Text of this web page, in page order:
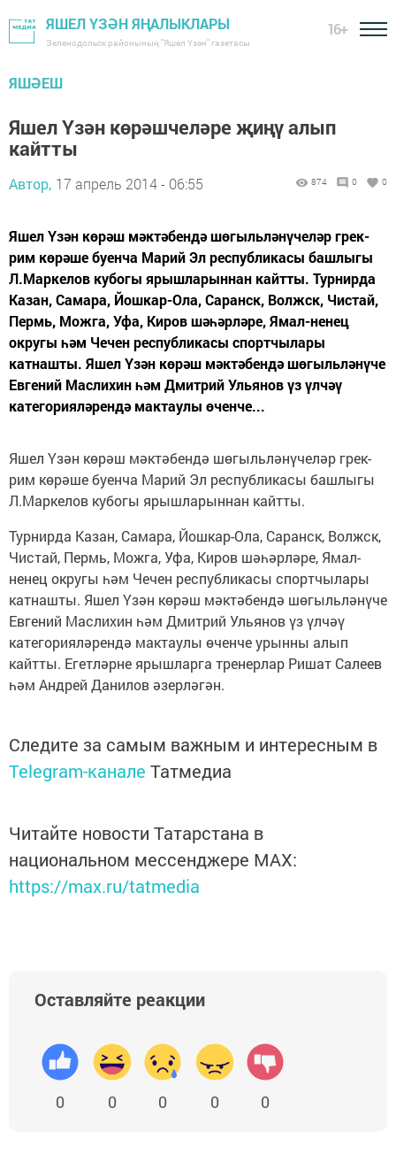
ЯШЕЛ ҮЗӘН ЯҢАЛЫКЛАРЫ
Зеленодольск районының "Яшел Үзән" газетасы
16+
ЯШӘЕШ
Яшел Үзән көрәшчеләре җиңү алып
кайтты
Автор, 17 апрель 2014 - 06:55 874 0 0
Яшел Үзән көрәш мәктәбендә шөгыльләнүчеләр грек-
рим көрәше буенча Марий Эл республикасы башлыгы
Л.Маркелов кубогы ярышларыннан кайтты. Турнирда
Казан, Самара, Йошкар-Ола, Саранск, Волжск, Чистай,
Пермь, Можга, Уфа, Киров шәһәрләре, Ямал-ненец
округы һәм Чечен республикасы спортчылары
катнашты. Яшел Үзән көрәш мәктәбендә шөгыльләнүче
Евгений Маслихин һәм Дмитрий Ульянов үз үлчәү
категорияләрендә мактаулы өченче...
Яшел Үзән көрәш мәктәбендә шөгыльләнүчеләр грек-
рим көрәше буенча Марий Эл республикасы башлыгы
Л.Маркелов кубогы ярышларыннан кайтты.
Турнирда Казан, Самара, Йошкар-Ола, Саранск, Волжск,
Чистай, Пермь, Можга, Уфа, Киров шәһәрләре, Ямал-
ненец округы һәм Чечен республикасы спортчылары
катнашты. Яшел Үзән көрәш мәктәбендә шөгыльләнүче
Евгений Маслихин һәм Дмитрий Ульянов үз үлчәү
категорияләрендә мактаулы өченче урынны алып
кайтты. Егетләрне ярышларга тренерлар Ришат Салеев
һәм Андрей Данилов әзерләгән.
Следите за самым важным и интересным в
Telegram-канале Татмедиа
Читайте новости Татарстана в
национальном мессенджере MАХ:
https://max.ru/tatmedia
Оставляйте реакции
0 0 0 0 0